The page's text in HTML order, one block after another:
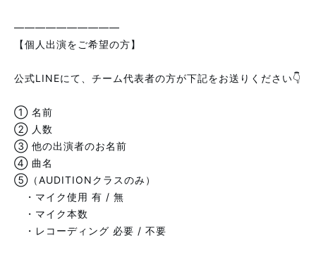
――――――――――
【個人出演をご希望の方】
公式LINEにて、チーム代表者の方が下記をお送りください👇
① 名前
② 人数
③ 他の出演者のお名前
④ 曲名
⑤（AUDITIONクラスのみ）
・マイク使用 有 / 無
・マイク本数
・レコーディング 必要 / 不要